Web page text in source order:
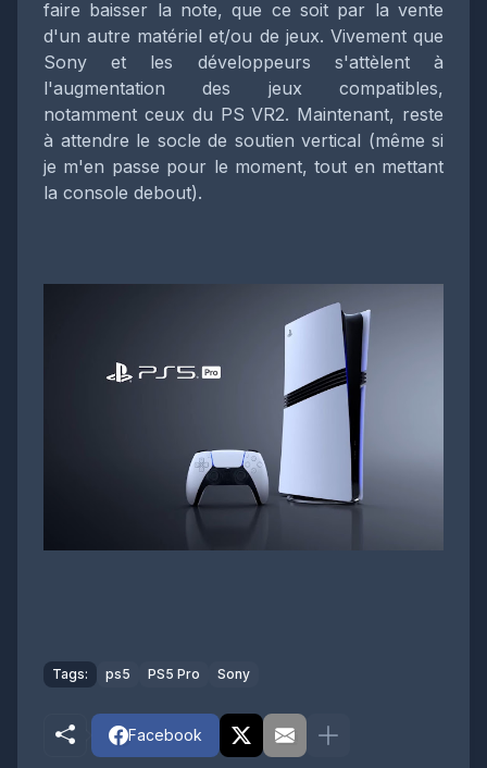
faire baisser la note, que ce soit par la vente
d'un autre matériel et/ou de jeux. Vivement que
Sony et les développeurs s'attèlent à
l'augmentation des jeux compatibles,
notamment ceux du PS VR2. Maintenant, reste
à attendre le socle de soutien vertical (même si
je m'en passe pour le moment, tout en mettant
la console debout).
Tags: ps5 PS5 Pro Sony
Facebook